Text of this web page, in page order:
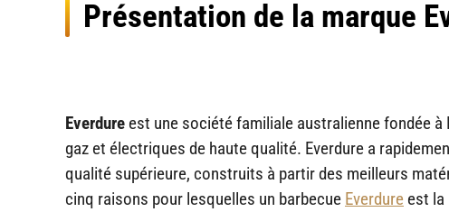
Présentation de la marque
Everdure est une société familiale australienne fondée
gaz et électriques de haute qualité. Everdure a
qualité supérieure, construits à partir des meilleurs
cinq raisons pour lesquelles un barbecue Everdure est la